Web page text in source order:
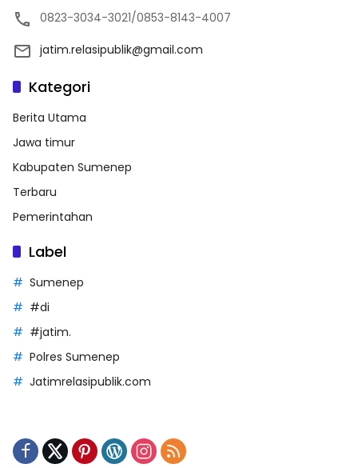
0823-3034-3021/0853-8143-4007
jatim.relasipublik@gmail.com
Kategori
Berita Utama
Jawa timur
Kabupaten Sumenep
Terbaru
Pemerintahan
Label
Sumenep
#di
#jatim.
Polres Sumenep
Jatimrelasipublik.com